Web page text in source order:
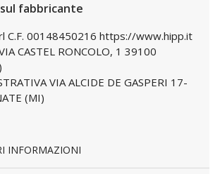
fabbricante
C.F. 00148450216 https://www.hipp.it
CASTEL RONCOLO, 1 39100
VIA ALCIDE DE GASPERI 17-
(MI)
INFORMAZIONI